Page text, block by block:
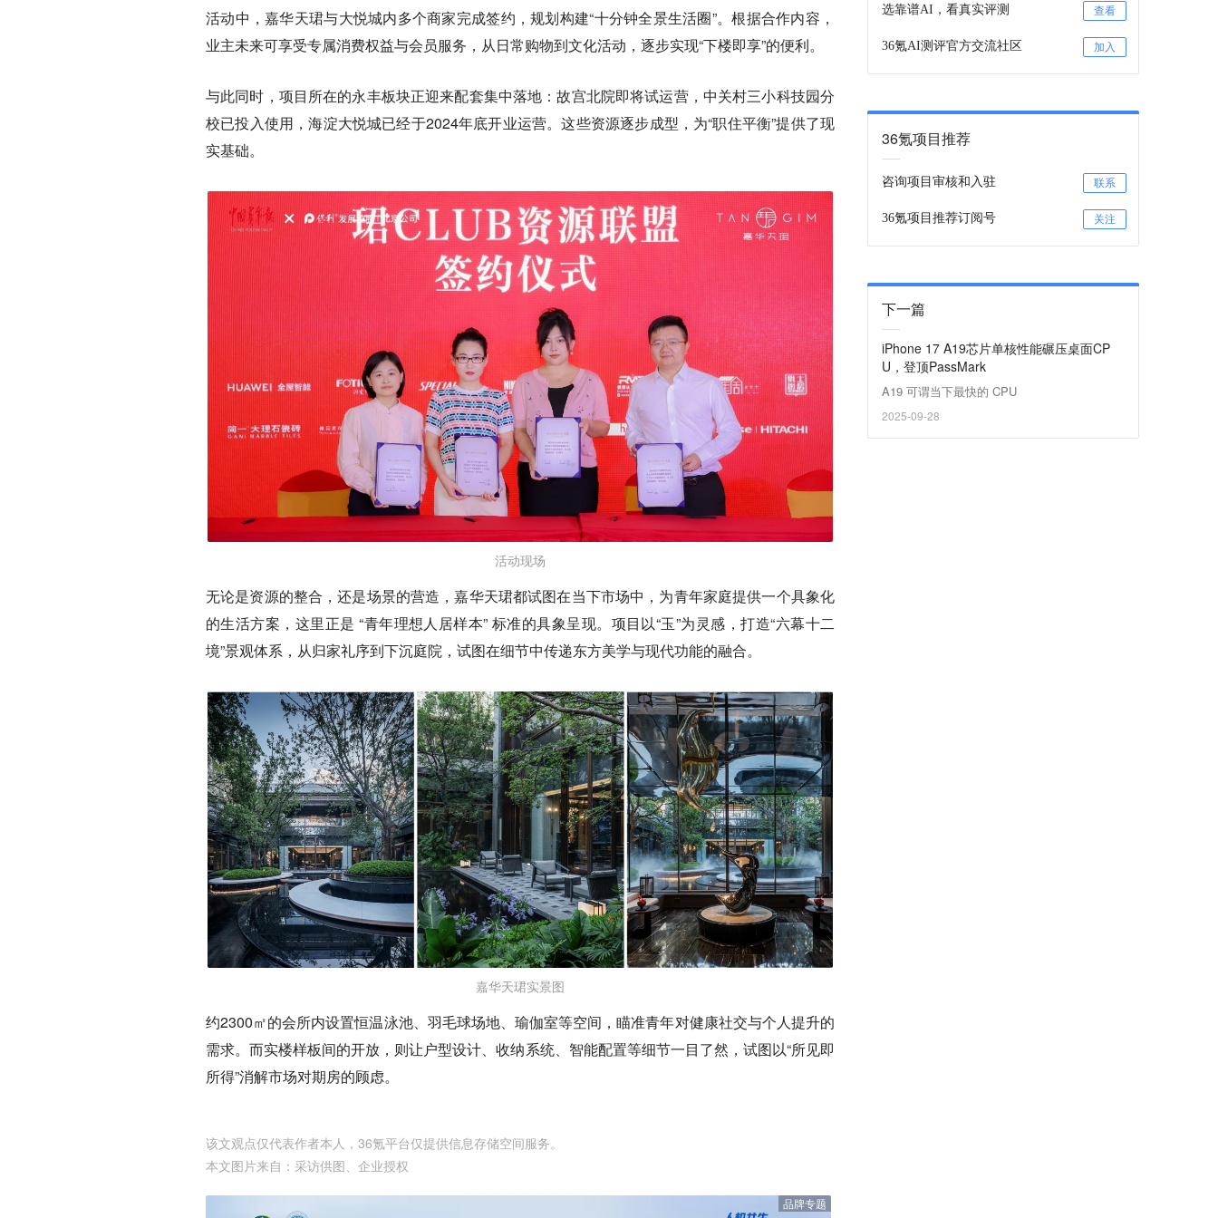
活动中，嘉华天珺与大悦城内多个商家完成签约，规划构建“十分钟全景生活圈”。根据合作内容，
业主未来可享受专属消费权益与会员服务，从日常购物到文化活动，逐步实现“下楼即享”的便利。
与此同时，项目所在的永丰板块正迎来配套集中落地：故宫北院即将试运营，中关村三小科技园分
校已投入使用，海淀大悦城已经于2024年底开业运营。这些资源逐步成型，为“职住平衡”提供了现
实基础。
活动现场
无论是资源的整合，还是场景的营造，嘉华天珺都试图在当下市场中，为青年家庭提供一个具象化
的生活方案，这里正是 “青年理想人居样本” 标准的具象呈现。项目以“玉”为灵感，打造“六幕十二
境”景观体系，从归家礼序到下沉庭院，试图在细节中传递东方美学与现代功能的融合。
嘉华天珺实景图
约2300㎡的会所内设置恒温泳池、羽毛球场地、瑜伽室等空间，瞄准青年对健康社交与个人提升的
需求。而实楼样板间的开放，则让户型设计、收纳系统、智能配置等细节一目了然，试图以“所见即
所得”消解市场对期房的顾虑。
该文观点仅代表作者本人，36氪平台仅提供信息存储空间服务。
本文图片来自： 采访供图 企业授权
品牌专题
选靠谱AI，看真实评测 查看
36氪AI测评官方交流社区 加入
36氪项目推荐
咨询项目审核和入驻 联系
36氪项目推荐订阅号 关注
下一篇
iPhone 17 A19芯片单核性能碾压桌面CP
U，登顶PassMark
A19 可谓当下最快的 CPU
2025-09-28